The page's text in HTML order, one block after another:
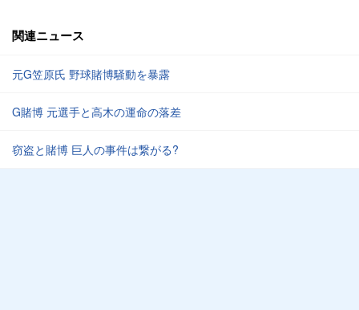
関連ニュース
元G笠原氏 野球賭博騒動を暴露
G賭博 元選手と高木の運命の落差
窃盗と賭博 巨人の事件は繋がる?